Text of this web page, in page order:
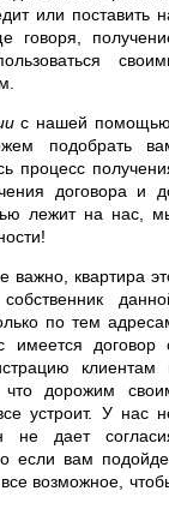
или поставить
говоря,
с нашей помощью,
подобрать
процесс
договора и
лежит на нас,
важно, квартира
по тем
имеется договор
клиентам
что дорожим
устроит. У нас
не дает
если вам
возможное,